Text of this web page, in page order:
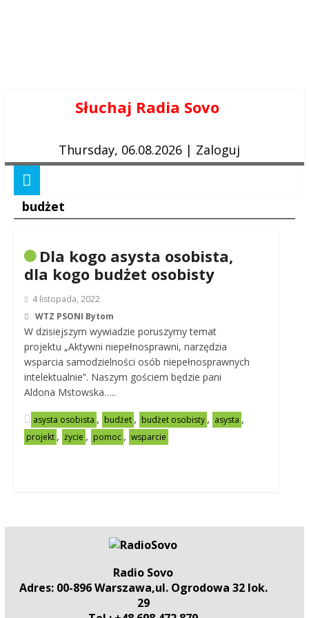
Słuchaj Radia Sovo
Thursday, 06.08.2026 | Zaloguj
budżet
Dla kogo asysta osobista,
dla kogo budżet osobisty
4 listopada, 2022
WTZ PSONI Bytom
W dzisiejszym wywiadzie poruszymy temat
projektu „Aktywni niepełnosprawni, narzędzia
wsparcia samodzielności osób niepełnosprawnych
intelektualnie”. Naszym gościem będzie pani
Aldona Mstowska…..
asysta osobista , budżet , budżet osobisty , asysta ,
projekt , życie , pomoc , wsparcie
Radio Sovo
Adres: 00-896 Warszawa,ul. Ogrodowa 32 lok.
29